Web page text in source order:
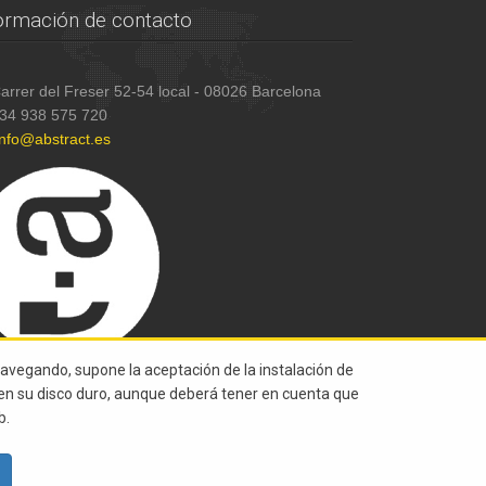
de contacto
del Freser 52-54 local - 08026 Barcelona
938 575 720
supone la aceptación de la instalación de
su disco duro, aunque deberá tener en cuenta que